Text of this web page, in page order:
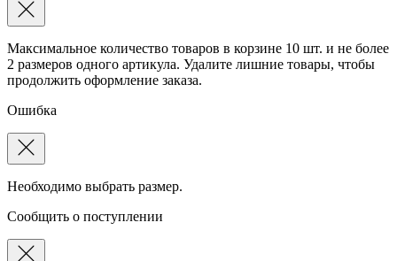
Максимальное количество товаров в корзине 10 шт. и не более
2 размеров одного артикула. Удалите лишние товары, чтобы
продолжить оформление заказа.
Ошибка
Необходимо выбрать размер.
Сообщить о поступлении